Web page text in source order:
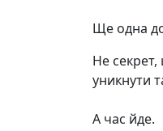
Ще одна
Не
уникнути
А час йде.